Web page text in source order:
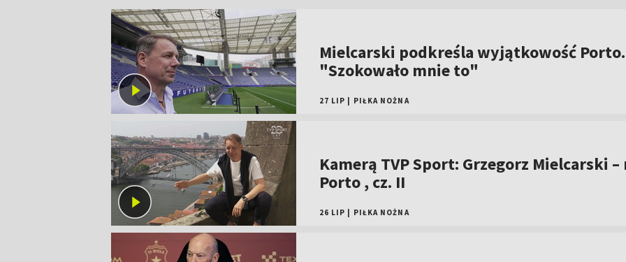
Mielcarski podkreśla wyjątkowość Porto.
"Szokowało mnie to"
27 LIP PIŁKA NOŻNA
Kamerą TVP Sport: Grzegorz Mielcarski –
Porto , cz. II
26 LIP PIŁKA NOŻNA